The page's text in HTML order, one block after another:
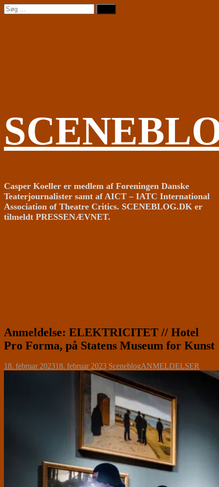
Videre
til
Søg
efter:
Casper Koeller er medlem af Foreningen Danske
Teaterjournalister samt af AICT – IATC International
Association of Theatre Critics. SCENEBLOG.DK er
tilmeldt PRESSENÆVNET.
Anmeldelse: ELEKTRICITET // Hotel
Pro Forma, på Statens Museum for Kunst
18. februar 202318. februar 2023 SceneblogANMELDELSER